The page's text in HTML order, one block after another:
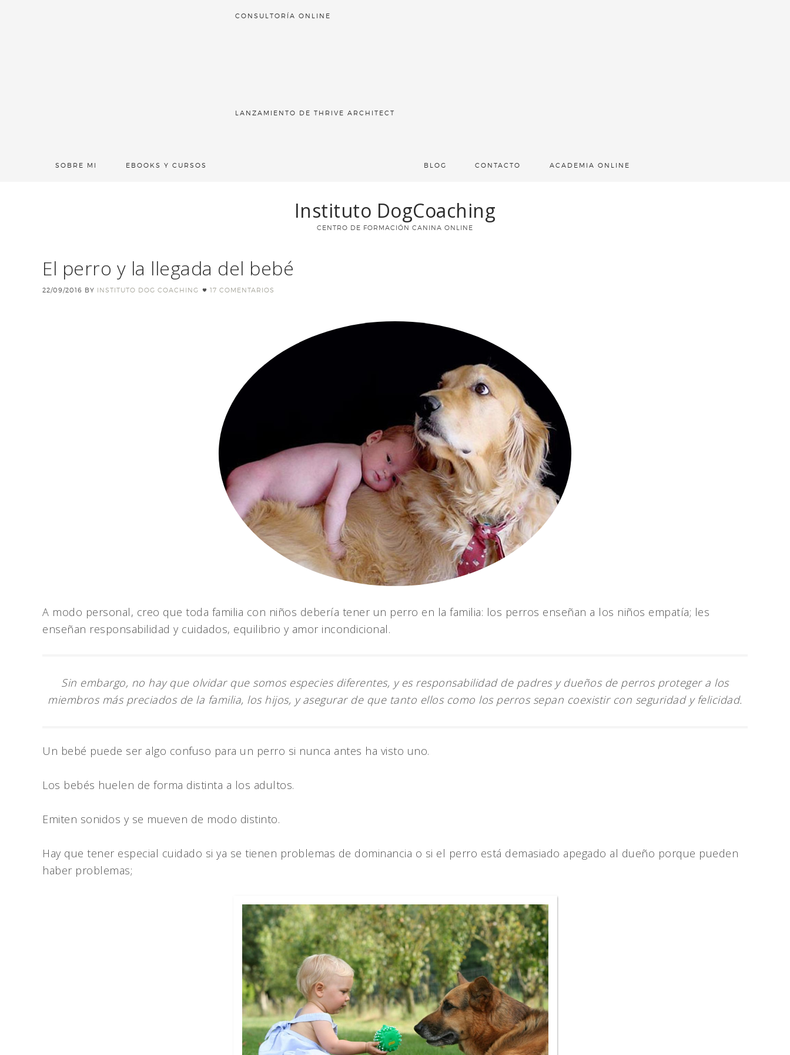
SOBRE MI EBOOKS Y CURSOS
CONSULTORÍA ONLINE
LANZAMIENTO DE THRIVE ARCHITECT
BLOG CONTACTO ACADEMIA ONLINE
Instituto DogCoaching
CENTRO DE FORMACIÓN CANINA ONLINE
El perro y la llegada del bebé
22/09/2016 BY INSTITUTO DOG COACHING 17 COMENTARIOS
A modo personal, creo que toda familia con niños debería tener un perro en la familia: los perros enseñan a los niños empatía; les
enseñan responsabilidad y cuidados, equilibrio y amor incondicional.
Sin embargo, no hay que olvidar que somos especies diferentes, y es responsabilidad de padres y dueños de perros proteger a los
miembros más preciados de la familia, los hijos, y asegurar de que tanto ellos como los perros sepan coexistir con seguridad y felicidad.
Un bebé puede ser algo confuso para un perro si nunca antes ha visto uno.
Los bebés huelen de forma distinta a los adultos.
Emiten sonidos y se mueven de modo distinto.
Hay que tener especial cuidado si ya se tienen problemas de dominancia o si el perro está demasiado apegado al dueño porque pueden
haber problemas;